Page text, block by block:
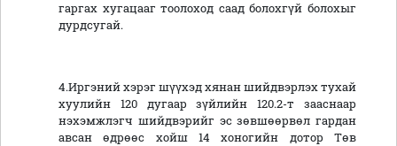
гаргах хугацааг тоолоход саад болохгүй болохыг
дурдсугай.
4.Иргэний хэрэг шүүхэд хянан шийдвэрлэх тухай
хуулийн 120 дугаар зүйлийн 120.2-т зааснаар
нэхэмжлэгч шийдвэрийг эс зөвшөөрвөл гардан
авсан өдрөөс хойш 14 хоногийн дотор Төв